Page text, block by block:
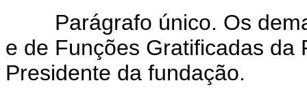
Parágrafo único. Os
e de Funções Gratificadas da
Presidente da fundação.